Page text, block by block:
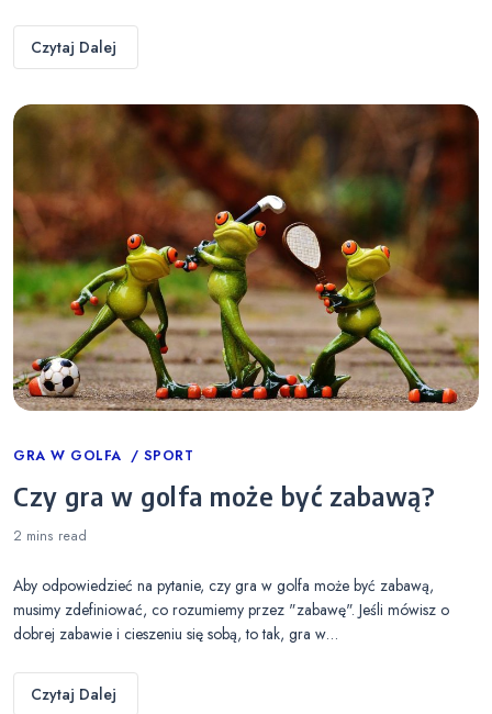
Czytaj Dalej
Categories
GRA W GOLFA SPORT
Czy gra w golfa może być zabawą?
2 mins read
Aby odpowiedzieć na pytanie, czy gra w golfa może być zabawą,
musimy zdefiniować, co rozumiemy przez "zabawę". Jeśli mówisz o
dobrej zabawie i cieszeniu się sobą, to tak, gra w…
Czytaj Dalej